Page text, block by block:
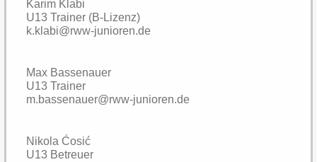
Karim Klabi
U13 Trainer (B-Lizenz)
k.klabi@rww-junioren.de
Max Bassenauer
U13 Trainer
m.bassenauer@rww-junioren.de
Nikola Ćosić
U13 Betreuer